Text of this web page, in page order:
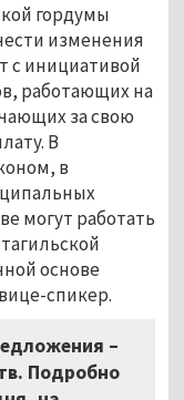
гордумы
изменения
с инициативой
работающих на
за свою
В
в
могут работать
основе
спикер.
–
Подробно